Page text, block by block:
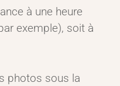
à une heure
exemple), soit à
photos sous la